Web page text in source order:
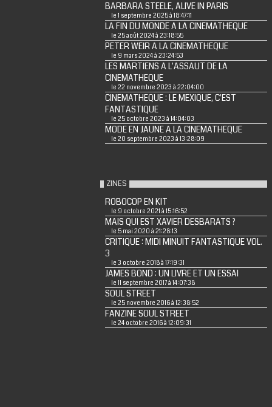
BARBARA STEELE, ALIVE IN PARIS
le 1 septembre 2025 à 18:47:11
LA FIN DU MONDE A LA CINEMATHEQUE
le 25 août 2024 à 23:18:55
PETER WEIR A LA CINEMATHEQUE
le 9 mars 2024 à 23:24:53
LES MARTIENS A L'ASSAUT DE LA
CINEMATHEQUE
le 22 novembre 2023 à 22:04:00
CINEMATHEQUE : LE MEXIQUE, C'EST
FANTASTIQUE
le 25 octobre 2023 à 14:04:03
MODE EN JAUNE A LA CINEMATHEQUE
le 20 septembre 2023 à 13:28:09
ZINES
ROBOCOP EN KIT
le 9 octobre 2021 à 15:16:52
MAIS QUI EST XAVIER DESBARATS ?
le 5 mai 2020 à 21:28:13
CRITIQUE : MIDI MINUIT FANTASTIQUE VOL.
3
le 3 octobre 2018 à 17:19:31
JAMES BOND : UN LIVRE ET UN ESSAI
le 11 septembre 2017 à 14:07:38
SOUL STREET
le 25 novembre 2016 à 12:38:52
FANZINE SOUL STREET
le 24 octobre 2016 à 12:09:31